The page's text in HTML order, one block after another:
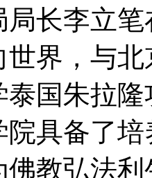
局长李立
世界，与
泰国朱拉
具备了
教弘法